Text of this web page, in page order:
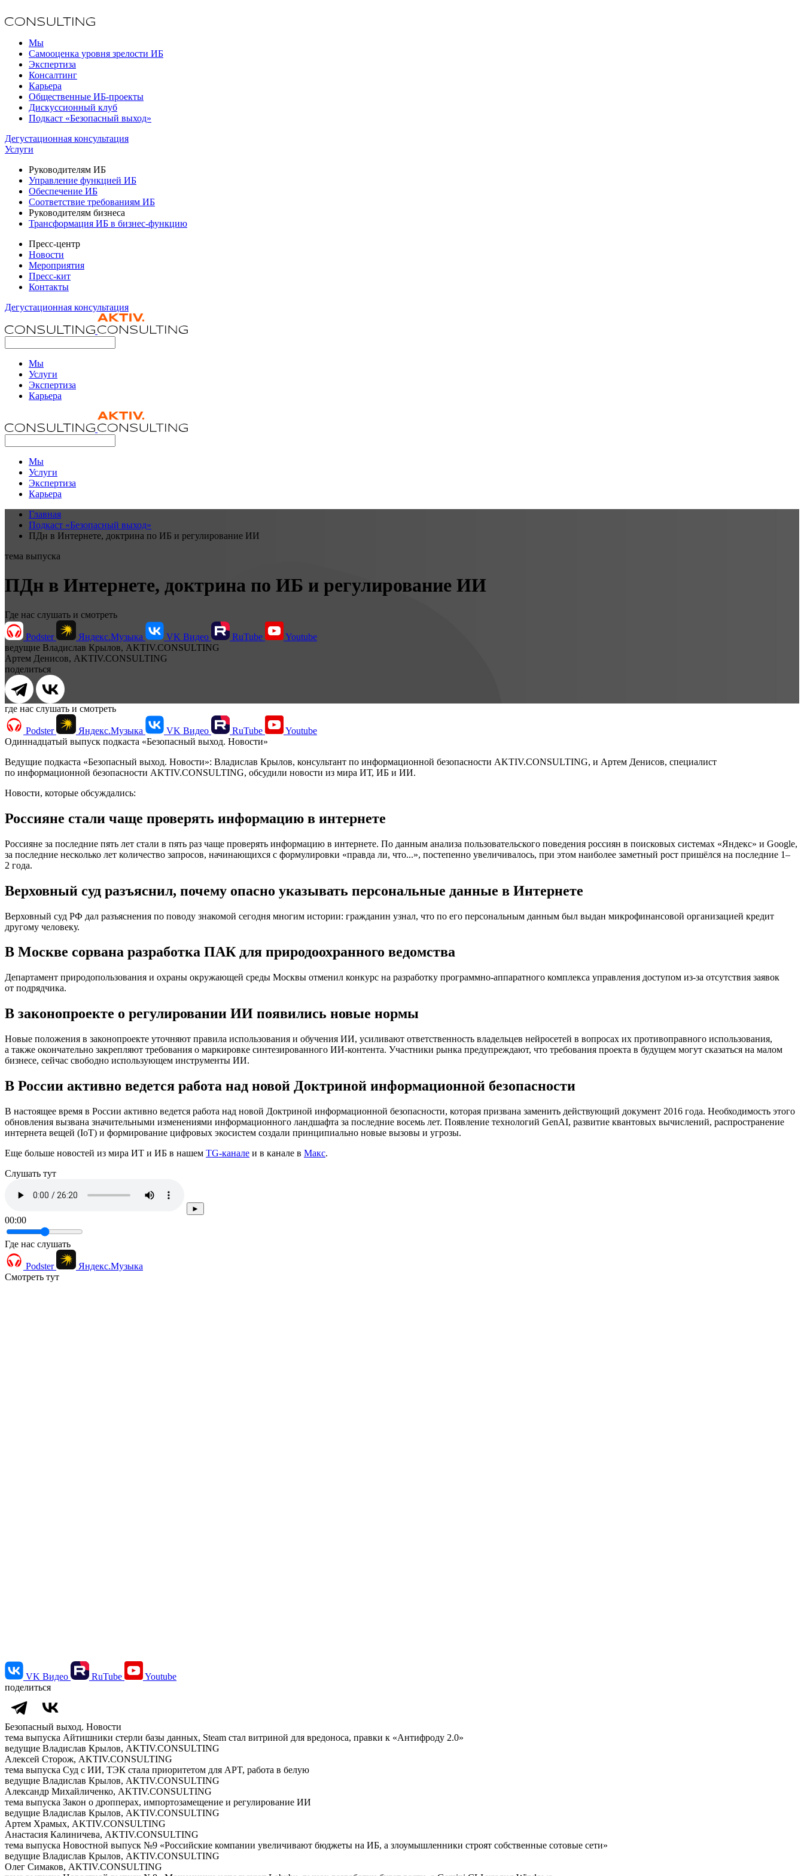
Мы
Самооценка уровня зрелости ИБ
Экспертиза
Консалтинг
Карьера
Общественные ИБ-проекты
Дискуссионный клуб
Подкаст «Безопасный выход»
Дегустационная консультация
Услуги
Руководителям ИБ
Управление функцией ИБ
Обеспечение ИБ
Соответствие требованиям ИБ
Руководителям бизнеса
Трансформация ИБ в бизнес-функцию
Пресс-центр
Новости
Мероприятия
Пресс-кит
Контакты
Дегустационная консультация
Мы
Услуги
Экспертиза
Карьера
Мы
Услуги
Экспертиза
Карьера
Главная
Подкаст «Безопасный выход»
ПДн в Интернете, доктрина по ИБ и регулирование ИИ
тема выпуска
ПДн в Интернете, доктрина по ИБ и регулирование ИИ
Где нас слушать и смотреть
Podster Яндекс.Музыка VK Видео RuTube
Youtube
ведущие Владислав Крылов, AKTIV.CONSULTING
Артем Денисов, AKTIV.CONSULTING
поделиться
где нас слушать и смотреть
Podster Яндекс.Музыка VK Видео RuTube
Youtube
Одиннадцатый выпуск подкаста «Безопасный выход. Новости»
Ведущие подкаста «Безопасный выход. Новости»: Владислав Крылов, консультант по информационной безопасности AKTIV.CONSULTING, и Артем Денисов, специалист
по информационной безопасности AKTIV.CONSULTING, обсудили новости из мира ИТ, ИБ и ИИ.
Новости, которые обсуждались:
Россияне стали чаще проверять информацию в интернете
Россияне за последние пять лет стали в пять раз чаще проверять информацию в интернете. По данным анализа пользовательского поведения россиян в поисковых системах «Яндекс» и Google,
за последние несколько лет количество запросов, начинающихся с формулировки «правда ли, что...», постепенно увеличивалось, при этом наиболее заметный рост пришёлся на последние 1–
2 года.
Верховный суд разъяснил, почему опасно указывать персональные данные в Интернете
Верховный суд РФ дал разъяснения по поводу знакомой сегодня многим истории: гражданин узнал, что по его персональным данным был выдан микрофинансовой организацией кредит
другому человеку.
В Москве сорвана разработка ПАК для природоохранного ведомства
Департамент природопользования и охраны окружающей среды Москвы отменил конкурс на разработку программно-аппаратного комплекса управления доступом из-за отсутствия заявок
от подрядчика.
В законопроекте о регулировании ИИ появились новые нормы
Новые положения в законопроекте уточняют правила использования и обучения ИИ, усиливают ответственность владельцев нейросетей в вопросах их противоправного использования,
а также окончательно закрепляют требования о маркировке синтезированного ИИ-контента. Участники рынка предупреждают, что требования проекта в будущем могут сказаться на малом
бизнесе, сейчас свободно использующем инструменты ИИ.
В России активно ведется работа над новой Доктриной информационной безопасности
В настоящее время в России активно ведется работа над новой Доктриной информационной безопасности, которая призвана заменить действующий документ 2016 года. Необходимость этого
обновления вызвана значительными изменениями информационного ландшафта за последние восемь лет. Появление технологий GenAI, развитие квантовых вычислений, распространение
интернета вещей (IoT) и формирование цифровых экосистем создали принципиально новые вызовы и угрозы.
Еще больше новостей из мира ИТ и ИБ в нашем TG-канале и в канале в Макс.
Cлушать тут
►
00:00
Где нас слушать
Podster
Яндекс.Музыка
Смотреть тут
VK Видео RuTube
Youtube
поделиться
Безопасный выход. Новости
тема выпуска Айтишники стерли базы данных, Steam стал витриной для вредоноса, правки к «Антифроду 2.0»
ведущие Владислав Крылов, AKTIV.CONSULTING
Алексей Сторож, AKTIV.CONSULTING
тема выпуска Суд с ИИ, ТЭК стала приоритетом для APT, работа в белую
ведущие Владислав Крылов, AKTIV.CONSULTING
Александр Михайличенко, AKTIV.CONSULTING
тема выпуска Закон о дропперах, импортозамещение и регулирование ИИ
ведущие Владислав Крылов, AKTIV.CONSULTING
Артем Храмых, AKTIV.CONSULTING
Анастасия Калиничева, AKTIV.CONSULTING
тема выпуска Новостной выпуск №9 «Российские компании увеличивают бюджеты на ИБ, а злоумышленники строят собственные сотовые сети»
ведущие Владислав Крылов, AKTIV.CONSULTING
Олег Симаков, AKTIV.CONSULTING